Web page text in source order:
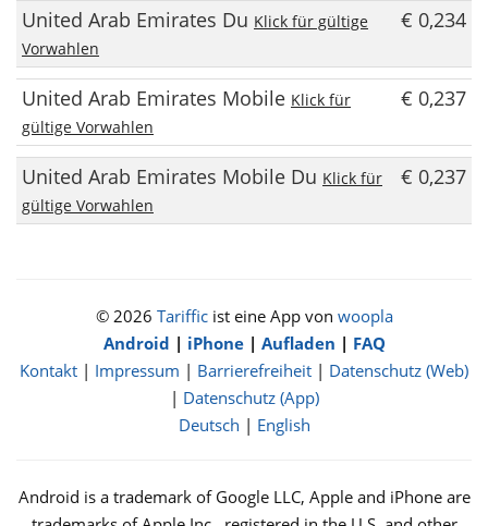
United Arab Emirates Du Klick für gültige
Vorwahlen
€ 0,234
United Arab Emirates Mobile Klick für
gültige Vorwahlen
€ 0,237
United Arab Emirates Mobile Du Klick für
gültige Vorwahlen
€ 0,237
© 2026 Tarifficist eine App von woopla
Android | iPhone| Aufladen | FAQ
Kontakt | Impressum | Barrierefreiheit | Datenschutz (Web)
| Datenschutz (App)
Deutsch | English
Android is a trademark of Google LLC, Apple and iPhone are